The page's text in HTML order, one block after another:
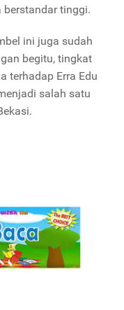
berstandar tinggi.
ini juga sudah
begitu, tingkat
terhadap Erra Edu
salah satu